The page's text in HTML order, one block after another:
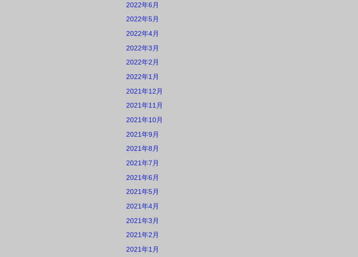
2022年6月
2022年5月
2022年4月
2022年3月
2022年2月
2022年1月
2021年12月
2021年11月
2021年10月
2021年9月
2021年8月
2021年7月
2021年6月
2021年5月
2021年4月
2021年3月
2021年2月
2021年1月